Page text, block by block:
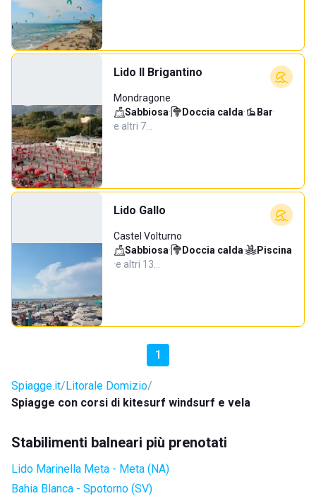
Lido Il Brigantino
Mondragone
Sabbiosa· Doccia calda· Bar·
e altri 7…
Lido Gallo
Castel Volturno
Sabbiosa· Doccia calda·
Piscina
·e altri 13…
1
Spiagge.it Litorale Domizio
Spiagge con corsi di kitesurf windsurf e vela
Stabilimenti balneari più prenotati
Lido Marinella Meta - Meta (NA)
Bahia Blanca - Spotorno (SV)